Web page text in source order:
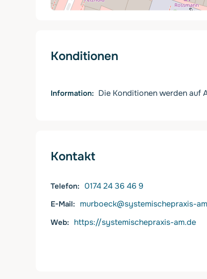
Konditionen
Information Die Konditionen werden auf
Kontakt
Telefon 0174 24 36 46 9
E-Mail murboeck@systemischepraxis-
Web https://systemischepraxis-am.de